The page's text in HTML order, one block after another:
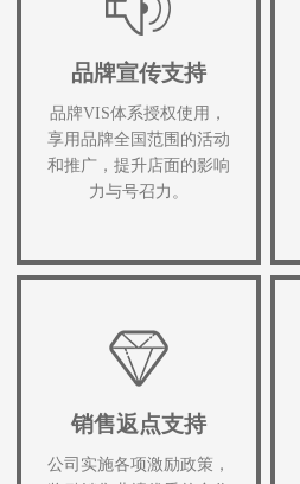
品牌宣传支持
品牌VIS体系授权使用，
享用品牌全国范围的活动
和推广，提升店面的影响
力与号召力。
销售返点支持
公司实施各项激励政策，